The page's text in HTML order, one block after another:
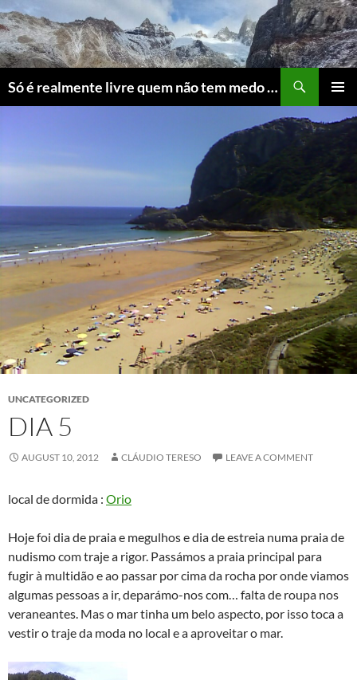
Skip
to
content
Só é realmente livre quem não tem medo do ridículo
MENU
UNCATEGORIZED
DIA 5
AUGUST 10, 2012 CLÁUDIO TERESO LEAVE A COMMENT
local de dormida : Orio
Hoje foi dia de praia e megulhos e dia de estreia numa praia de
nudismo com traje a rigor. Passámos a praia principal para
fugir à multidão e ao passar por cima da rocha por onde viamos
algumas pessoas a ir, deparámo-nos com… falta de roupa nos
veraneantes. Mas o mar tinha um belo aspecto, por isso toca a
vestir o traje da moda no local e a aproveitar o mar.